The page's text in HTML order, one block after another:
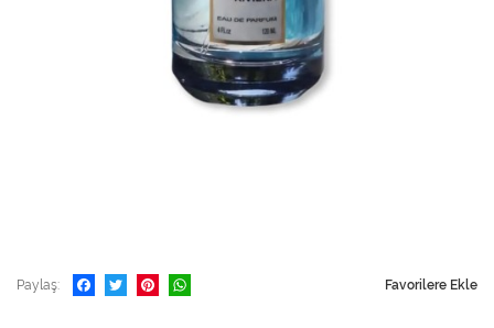
Paylaş Favorilere Ekle